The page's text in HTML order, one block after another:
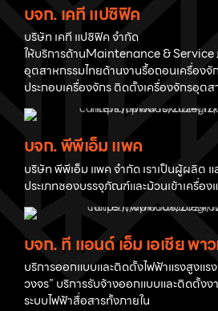
บจก. เคที แปซิฟิค
บริษัท เคที แปซิฟิค จำกัด
ให้บริการด้านMaintenance & Service
อุตสาหกรรมไทยด้านงานรื้อถอนเครื่องจั
ประกอบเครื่องจักร ติดตั้งเครื่องจักรอุต
บจก. พีพีเอ็ม แพค
บริษัท พีพีเอ็ม แพค จำกัด เราเป็นผู้ผลิต
ประเภทซองบรรจุภัณฑ์และม้วนเข้าเครื่อ
บจก. ที แอนด์ เอ็ม เอเชีย พา
บริการออกแบบและติดตั้งไฟฟ้าแรงสูงแร
วงจร” บริการรับจ้างออกแบบและติดตั้งง
ระบบไฟฟ้าสื่อสารทั้งภายใน